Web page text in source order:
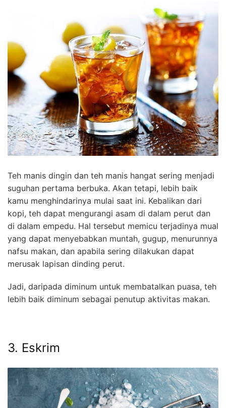
Teh manis dingin dan teh manis hangat sering menjadi
suguhan pertama berbuka. Akan tetapi, lebih baik
kamu menghindarinya mulai saat ini. Kebalikan dari
kopi, teh dapat mengurangi asam di dalam perut dan
di dalam empedu. Hal tersebut memicu terjadinya mual
yang dapat menyebabkan muntah, gugup, menurunnya
nafsu makan, dan apabila sering dilakukan dapat
merusak lapisan dinding perut.
Jadi, daripada diminum untuk membatalkan puasa, teh
lebih baik diminum sebagai penutup aktivitas makan.
3. Eskrim